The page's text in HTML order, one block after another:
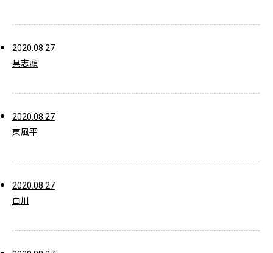
2020.08.27
具志頭
2020.08.27
東風平
2020.08.27
白川